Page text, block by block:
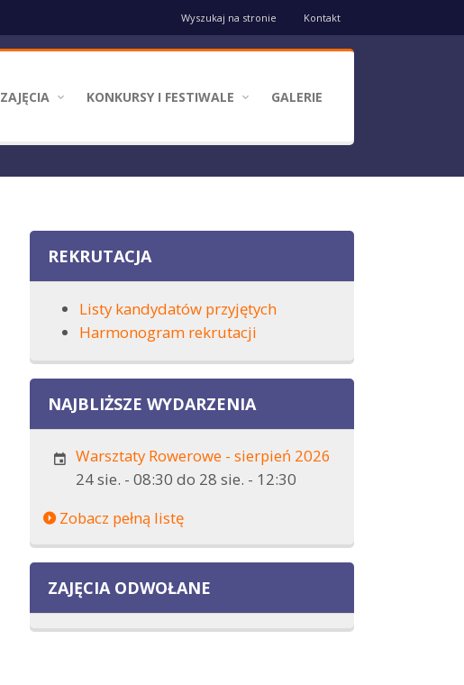
Top
Wyszukaj na stronie Kontakt
ZAJĘCIA KONKURSY I FESTIWALE GALERIE
REKRUTACJA
Listy kandydatów przyjętych
Harmonogram rekrutacji
NAJBLIŻSZE WYDARZENIA
Warsztaty Rowerowe - sierpień 2026
24 sie. - 08:30 do 28 sie. - 12:30
Zobacz pełną listę
ZAJĘCIA ODWOŁANE